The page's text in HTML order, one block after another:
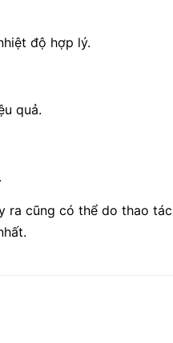
độ hợp lý.
quả.
ra cũng có thể do thao